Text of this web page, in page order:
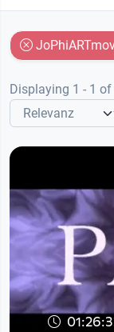
Displaying 1 - 1